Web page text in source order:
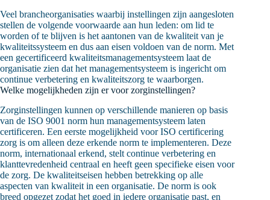
Veel brancheorganisaties waarbij instellingen zijn aangesloten
stellen de volgende voorwaarde aan hun leden: om lid te
worden of te blijven is het aantonen van de kwaliteit van je
kwaliteitssysteem en dus aan eisen voldoen van de norm. Met
een gecertificeerd kwaliteitsmanagementsysteem laat de
organisatie zien dat het managementsysteem is ingericht om
continue verbetering en kwaliteitszorg te waarborgen.
Welke mogelijkheden zijn er voor zorginstellingen?
Zorginstellingen kunnen op verschillende manieren op basis
van de ISO 9001 norm hun managementsysteem laten
certificeren. Een eerste mogelijkheid voor ISO certificering
zorg is om alleen deze erkende norm te implementeren. Deze
norm, internationaal erkend, stelt continue verbetering en
klanttevredenheid centraal en heeft geen specifieke eisen voor
de zorg. De kwaliteitseisen hebben betrekking op alle
aspecten van kwaliteit in een organisatie. De norm is ook
breed opgezet zodat het goed in iedere organisatie past, en